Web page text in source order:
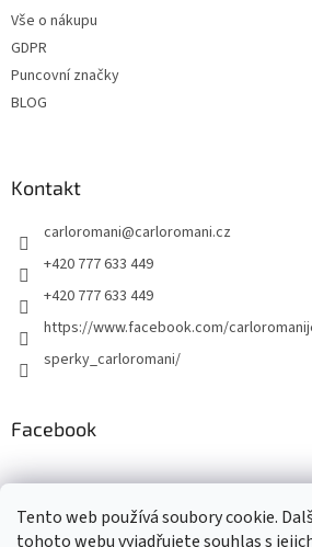
Tento web používá soubory cookie.
tohoto webu vyjadřujete souhlas s
Vše o nákupu
GDPR
Puncovní značky
BLOG
Kontakt
carloromani@carloromani.cz
+420 777 633 449
+420 777 633 449
https://www.facebook.com/
sperky_carloromani/
Facebook
Instagram